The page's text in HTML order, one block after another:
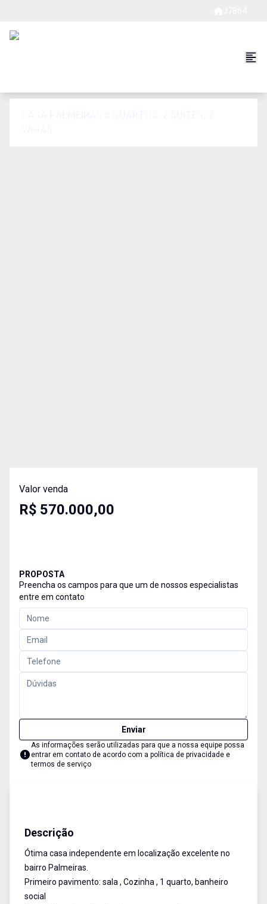
Valor venda
R$ 570.000,00
PROPOSTA
Preencha os campos para que um de nossos especialistas
entre em contato
Enviar
As informações serão utilizadas para que a nossa equipe possa
entrar em contato de acordo com a política de privacidade e
termos de serviço
Descrição
Ótima casa independente em localização excelente no
bairro Palmeiras.
Primeiro pavimento: sala , Cozinha , 1 quarto, banheiro
social